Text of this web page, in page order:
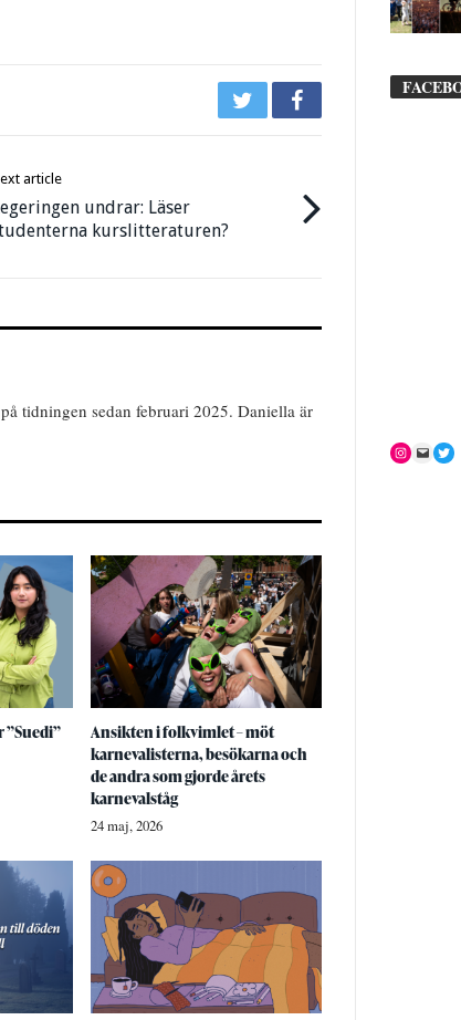
article
undrar: Läser
kurslitteraturen?
tidningen sedan februari 2025. Daniella är
”Suedi”
Ansikten i folkvimlet – möt
karnevalisterna, besökarna och
de andra som gjorde årets
karnevalståg
24 maj, 2026